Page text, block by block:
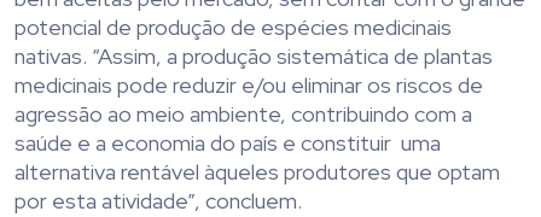
potencial de produção de espécies medicinais
nativas. “Assim, a produção sistemática de plantas
medicinais pode reduzir e/ou eliminar os riscos de
agressão ao meio ambiente, contribuindo com a
saúde e a economia do país e constituir uma
alternativa rentável àqueles produtores que optam
por esta atividade”, concluem.